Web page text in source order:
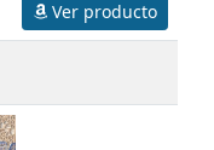
Ver producto